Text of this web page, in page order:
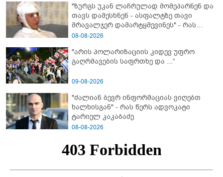
"ზურგს უკან ლაჩრულად მომეპარნენ და
თავს დამესხნენ - ასფალტზე თავი
მრავალჯერ დამარტყმევინეს" - რას
ჰყვება კურიერი, რომელსაც
გაუსწორდნენ?
08-08-2026
"არის პოლარიზაციის კიდევ უფრო
გაღრმავების საფრთხე და ...“
09-08-2026
"ძალიან ბევრ ინფორმაციას ვიღებთ
ხალხისგან" - რას წერს ადვოკატი
ტარიელ კაკაბაძე
08-08-2026